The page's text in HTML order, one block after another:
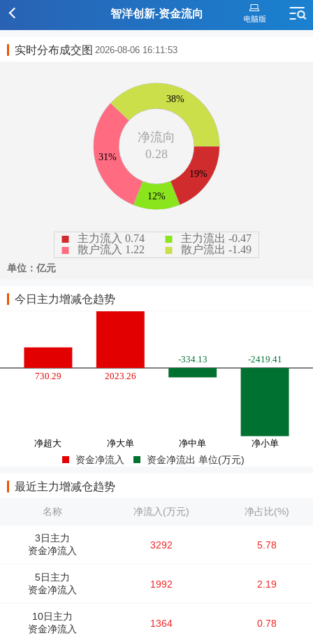
智洋创新-资金流向
实时分布成交图 2026-08-06 16:11:53
今日主力增减仓趋势
资金净流入 资金净流出 单位(万元)
最近主力增减仓趋势
名称 净流入(万元) 净占比(%)
3日主力
资金净流入
3292 5.78
5日主力
资金净流入
1992 2.19
10日主力
资金净流入
1364 0.78